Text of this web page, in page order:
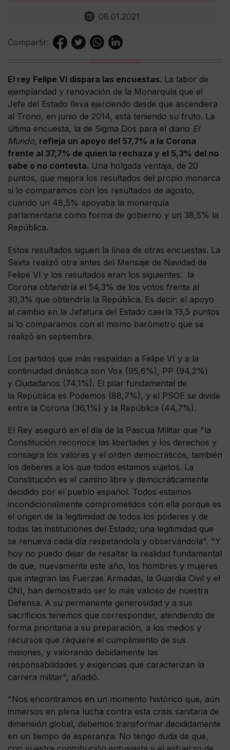
08.01.2021
Compartir:
El rey Felipe VI dispara las encuestas. La labor de
ejemplaridad y renovación de la Monarquía que el
Jefe del Estado lleva ejerciendo desde que ascendiera
al Trono, en junio de 2014, está teniendo su fruto. La
última encuesta, la de Sigma Dos para el diario El
Mundo, refleja un apoyo del 57,7% a la Corona
frente al 37,7% de quien la rechaza y el 5,3% del no
sabe o no contesta. Una holgada ventaja, de 20
puntos, que mejora los resultados del propio monarca
si lo comparamos con los resultados de agosto,
cuando un 48,5% apoyaba la monarquía
parlamentaria como forma de gobierno y un 38,5% la
República.
Estos resultados siguen la línea de otras encuestas. La
Sexta realizó otra antes del Mensaje de Navidad de
Felipe VI y los resultados eran los siguientes: la
Corona obtendría el 54,3% de los votos frente al
30,3% que obtendría la República. Es decir: el apoyo
al cambio en la Jefatura del Estado caería 13,5 puntos
si lo comparamos con el mismo barómetro que se
realizó en septiembre.
Los partidos que más respaldan a Felipe VI y a la
continuidad dinástica son Vox (95,6%), PP (94,2%)
y Ciudadanos (74,1%). El pilar fundamental de
la República es Podemos (88,7%), y el PSOE se divide
entre la Corona (36,1%) y la República (44,7%).
El Rey aseguró en el día de la Pascua Militar que "la
Constitución reconoce las libertades y los derechos y
consagra los valores y el orden democráticos, también
los deberes a los que todos estamos sujetos. La
Constitución es el camino libre y democráticamente
decidido por el pueblo español. Todos estamos
incondicionalmente comprometidos con ella porque es
el origen de la legitimidad de todos los poderes y de
todas las instituciones del Estado; una legitimidad que
se renueva cada día respetándola y observándola". "Y
hoy no puedo dejar de resaltar la realidad fundamental
de que, nuevamente este año, los hombres y mujeres
que integran las Fuerzas Armadas, la Guardia Civil y el
CNI, han demostrado ser lo más valioso de nuestra
Defensa. A su permanente generosidad y a sus
sacrificios tenemos que corresponder, atendiendo de
forma prioritaria a su preparación, a los medios y
recursos que requiere el cumplimiento de sus
misiones, y valorando debidamente las
responsabilidades y exigencias que caracterizan la
carrera militar", añadió.
"Nos encontramos en un momento histórico que, aún
inmersos en plena lucha contra esta crisis sanitaria de
dimensión global, debemos transformar decididamente
en un tiempo de esperanza. No tengo duda de que,